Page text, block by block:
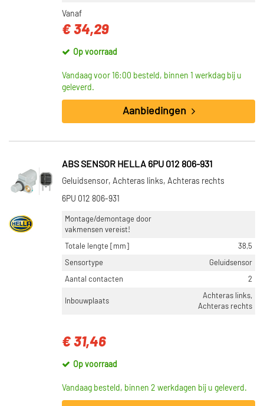
Vanaf
€ 34,29
Op voorraad
Vandaag voor 16:00 besteld, binnen 1 werkdag bij u
geleverd.
Aanbiedingen
ABS SENSOR HELLA 6PU 012 806-931
Geluidsensor, Achteras links, Achteras rechts
6PU 012 806-931
Montage/demontage door
vakmensen vereist!
Totale lengte [mm]
38,5
Sensortype
Geluidsensor
Aantal contacten
2
Inbouwplaats
Achteras links,
Achteras rechts
€ 31,46
Op voorraad
Vandaag besteld, binnen 2 werkdagen bij u geleverd.